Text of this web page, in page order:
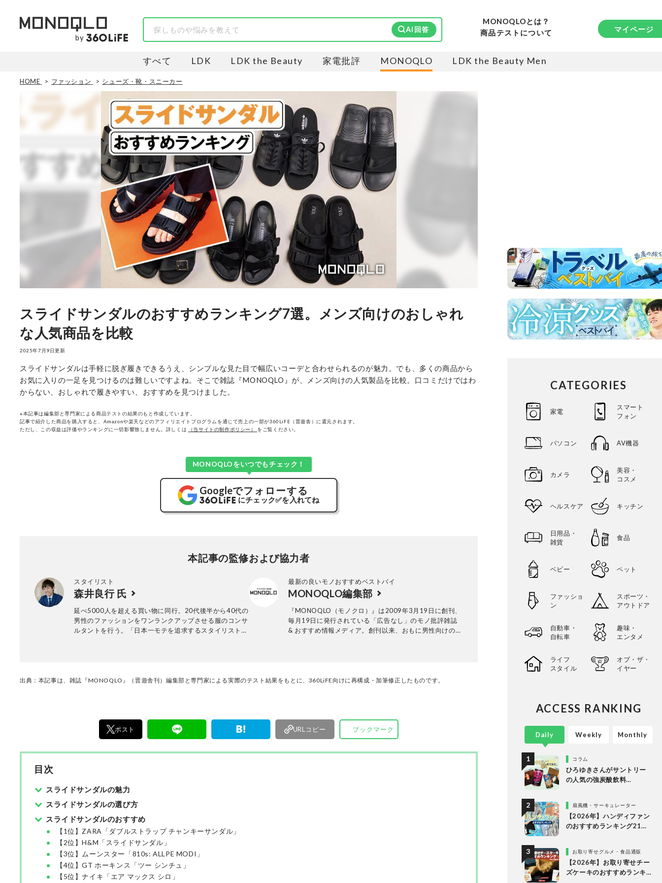
by
AI回答
MONOQLOとは？
商品テストについて
マイページ
すべて LDK LDK the Beauty 家電批評 MONOQLO LDK the Beauty Men
HOME ファッション シューズ・靴・スニーカー
スライドサンダルのおすすめランキング7選。メンズ向けのおしゃれ
な人気商品を比較
2025年7月9日更新
スライドサンダルは手軽に脱ぎ履きできるうえ、シンプルな見た目で幅広いコーデと合わせられるのが魅力。でも、多くの商品から
お気に入りの一足を見つけるのは難しいですよね。そこで雑誌『MONOQLO』が、メンズ向けの人気製品を比較。口コミだけではわ
からない、おしゃれで履きやすい、おすすめを見つけました。
※本記事は編集部と専門家による商品テストの結果のもと作成しています。
記事で紹介した商品を購入すると、Amazonや楽天などのアフィリエイトプログラムを通じて売上の一部が360LiFE（晋遊舎）に還元されます。
ただし、この収益は評価やランキングに一切影響致しません。詳しくは
（当サイトの制作ポリシー） をご覧ください。
MONOQLOをいつでもチェック！
Googleでフォローする
にチェック✅を入れてね
本記事の監修および協力者
スタイリスト
森井良行 氏
延べ5000人を超える買い物に同行。20代後半から40代の
男性のファッションをワンランクアップさせる服のコンサ
ルタントを行う。「日本一モテを追求するスタイリスト」
最新の良いモノおすすめベストバイ
MONOQLO編集部
『MONOQLO（モノクロ）』は2009年3月19日に創刊、
毎月19日に発行されている「広告なし」のモノ批評雑誌
& おすすめ情報メディア。創刊以来、おもに男性向けの生
11名以上の編集体制で日々の検証・記事制作を行ってい
出典：本記事は、雑誌『MONOQLO』（晋遊舎刊）編集部と専門家による実際のテスト結果をもとに、360LiFE向けに再構成・加筆修正したものです。
ポスト URLコピー ブックマーク
目次
スライドサンダルの魅力
スライドサンダルの選び方
スライドサンダルのおすすめ
【1位】ZARA「ダブルストラップ チャンキーサンダル」
【2位】H&M「スライドサンダル」
【3位】ムーンスター「810s: ALLPE MODI」
【4位】GT ホーキンス「ツー シンチュ」
【5位】ナイキ「エア マックス シロ」
CATEGORIES
家電
スマート
フォン
パソコン AV機器
カメラ
美容・
コスメ
ヘルスケア キッチン
日用品・
雑貨
食品
ベビー ペット
ファッショ
ン
スポーツ・
アウトドア
自動車・
自転車
趣味・
エンタメ
ライフ
スタイル
オブ・ザ・
イヤー
ACCESS RANKING
Daily
コラム
ひろゆきさんがサントリー
の人気の強炭酸飲料
を実飲して食レポ！
扇風機・サーキュレーター
【2026年】ハンディファン
のおすすめランキング21
比較お取り寄せグルメ・食品通販
【2026年】お取り寄せチー
ズケーキのおすすめランキ
Weekly Monthly